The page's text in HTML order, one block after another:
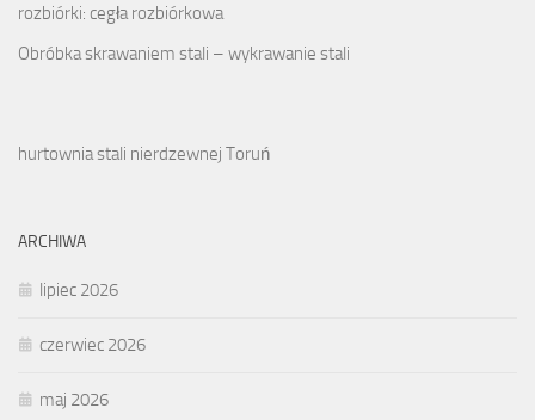
rozbiórki: cegła rozbiórkowa
Obróbka skrawaniem stali – wykrawanie stali
hurtownia stali nierdzewnej Toruń
ARCHIWA
lipiec 2026
czerwiec 2026
maj 2026